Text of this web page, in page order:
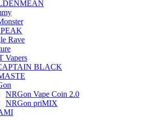
Rave
Vapers
BLACK
NRGon Vape Coin 2.0
NRGon priMIX